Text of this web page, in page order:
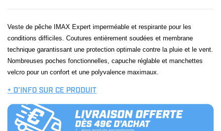
Veste de pêche IMAX Expert imperméable et respirante pour les
conditions difficiles. Coutures entièrement soudées et membrane
technique garantissant une protection optimale contre la pluie et le vent.
Nombreuses poches fonctionnelles, capuche réglable et manchettes
velcro pour un confort et une polyvalence maximaux.
+ D’INFO SUR CE PRODUIT